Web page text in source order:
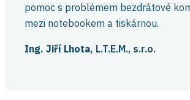
pomoc s problémem bezdrátové
mezi notebookem a tiskárnou.
Ing. Jiří Lhota, L.T.E.M., s.r.o.